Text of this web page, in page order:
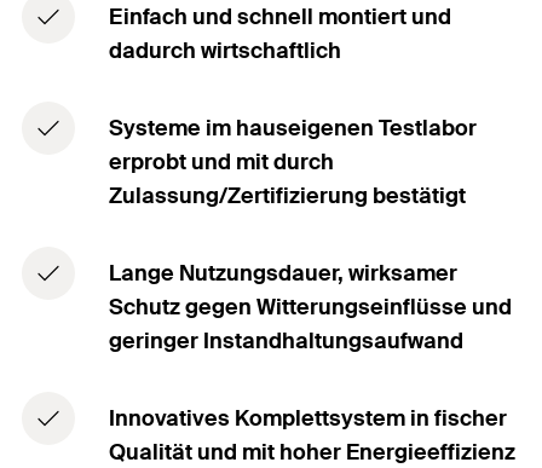
Einfach und schnell montiert und
dadurch wirtschaftlich
Systeme im hauseigenen Testlabor
erprobt und mit durch
Zulassung/Zertifizierung bestätigt
Lange Nutzungsdauer, wirksamer
Schutz gegen Witterungseinflüsse und
geringer Instandhaltungsaufwand
Innovatives Komplettsystem in fischer
Qualität und mit hoher Energieeffizienz